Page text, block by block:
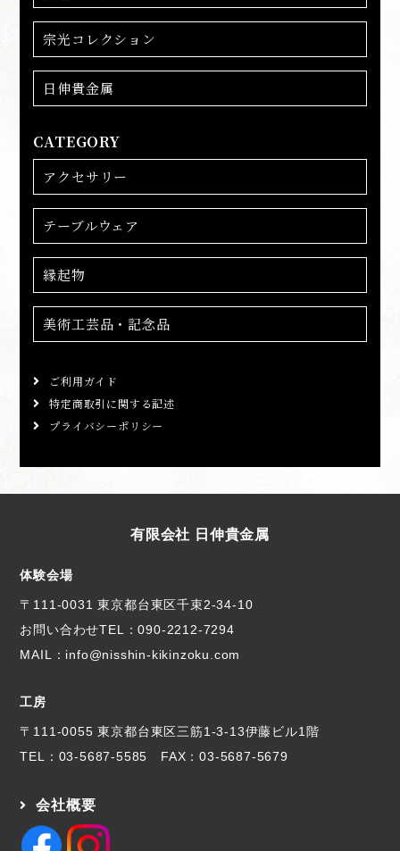
宗光コレクション
日伸貴金属
CATEGORY
アクセサリー
テーブルウェア
縁起物
美術工芸品・記念品
ご利用ガイド
特定商取引に関する記述
プライバシーポリシー
有限会社 日伸貴金属
体験会場
〒111-0031 東京都台東区千束2-34-10
お問い合わせTEL：090-2212-7294
MAIL：info@nisshin-kikinzoku.com
工房
〒111-0055 東京都台東区三筋1-3-13伊藤ビル1階
TEL： 03-5687-5585 FAX：03-5687-5679
会社概要